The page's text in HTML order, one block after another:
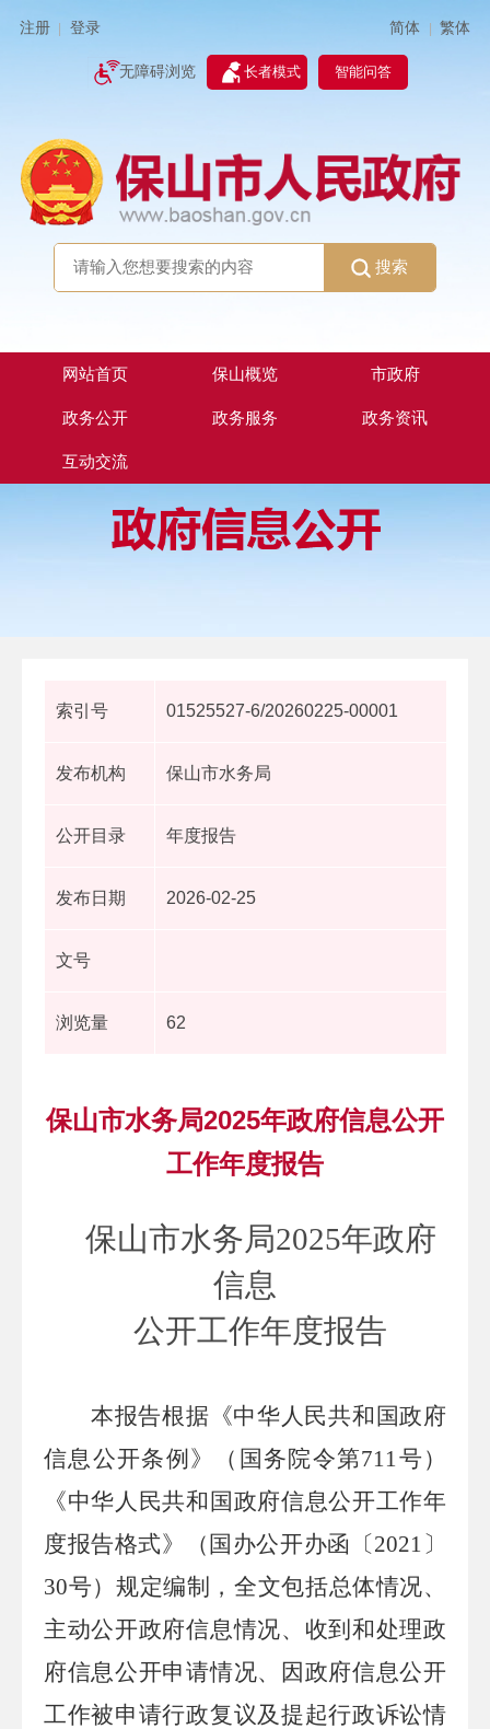
注册 登录 简体 | 繁体
无障碍浏览 长者模式 智能问答
搜索
网站首页 保山概览 市政府
政务公开 政务服务 政务资讯
互动交流
索引号 01525527-6/20260225-00001
发布机构 保山市水务局
公开目录 年度报告
发布日期 2026-02-25
文号
浏览量 62
保山市水务局2025年政府信息公开
工作年度报告
保山市水务局2025年政府
信息
公开工作年度报告
本报告根据《中华人民共和国政府
信息公开条例》（国务院令第711号）
《中华人民共和国政府信息公开工作年
度报告格式》（国办公开办函〔2021 〕
30号）规定编制，全文包括总体情况、
主动公开政府信息情况、收到和处理政
府信息公开申请情况、因政府信息公开
工作被申请行政复议及提起行政诉讼情